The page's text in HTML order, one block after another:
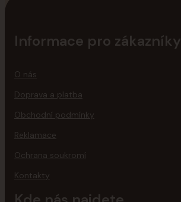
Informace pro zákazníky
O nás
Doprava a platba
Obchodní podmínky
Reklamace
Ochrana soukromí
Kontakty